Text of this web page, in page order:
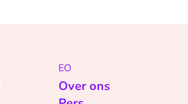
EO
Over ons